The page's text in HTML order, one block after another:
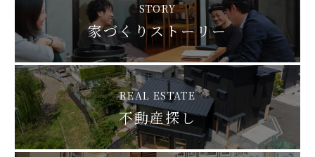
STORY
家づくりストーリー
REAL ESTATE
不動産探し